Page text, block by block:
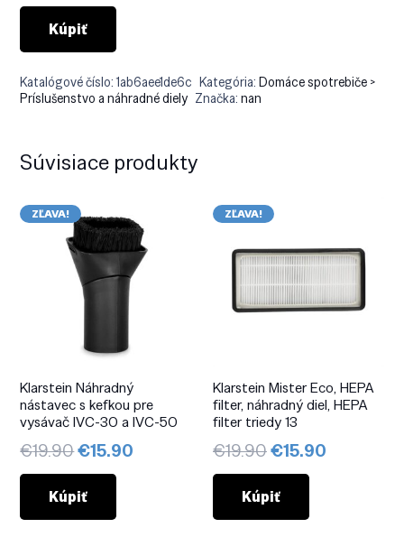
Kúpiť
Katalógové číslo:1ab6aee1de6c Kategória:Domáce spotrebiče >
Príslušenstvo a náhradné diely Značka:nan
Súvisiace produkty
ZĽAVA!
Klarstein Náhradný
nástavec s kefkou pre
vysávač IVC-30 a IVC-50
€19.90Pôvodná
cena
bola:
€19.90.
€15.90
Kúpiť
ZĽAVA!
Klarstein Mister Eco, HEPA
filter, náhradný diel, HEPA
filter triedy 13
€19.90Pôvodná
cena
bola:
€19.90.
€15.90
Kúpiť